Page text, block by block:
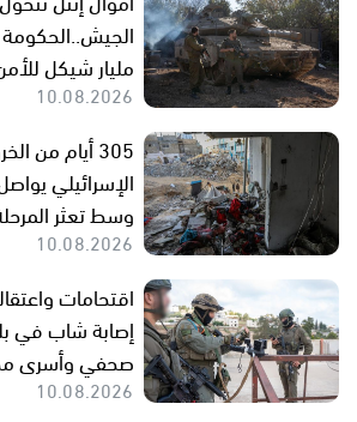
الجيش..الحكومة
مليار شيكل
10.08.2026
305 أيام من
الإسرائيلي
وسط تعثر
10.08.2026
اقتحامات
إصابة شاب في
صحفي وأسرى
10.08.2026